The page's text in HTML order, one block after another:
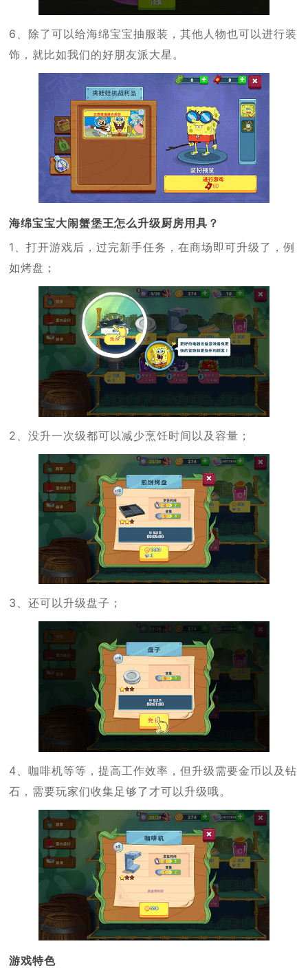
6、除了可以给海绵宝宝抽服装，其他人物也可以进行装
饰，就比如我们的好朋友派大星。
海绵宝宝大闹蟹堡王怎么升级厨房用具？
1、打开游戏后，过完新手任务，在商场即可升级了，例
如烤盘；
2、没升一次级都可以减少烹饪时间以及容量；
3、还可以升级盘子；
4、咖啡机等等，提高工作效率，但升级需要金币以及钻
石，需要玩家们收集足够了才可以升级哦。
游戏特色